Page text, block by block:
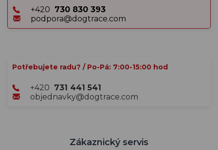
+420 730 830 393
podpora@dogtrace.com
Potřebujete radu? / Po-Pá: 7:00-15:00 hod
+420 731 441 541
objednavky@dogtrace.com
Zákaznický servis